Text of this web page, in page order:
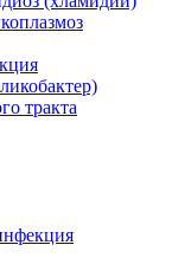
тракта